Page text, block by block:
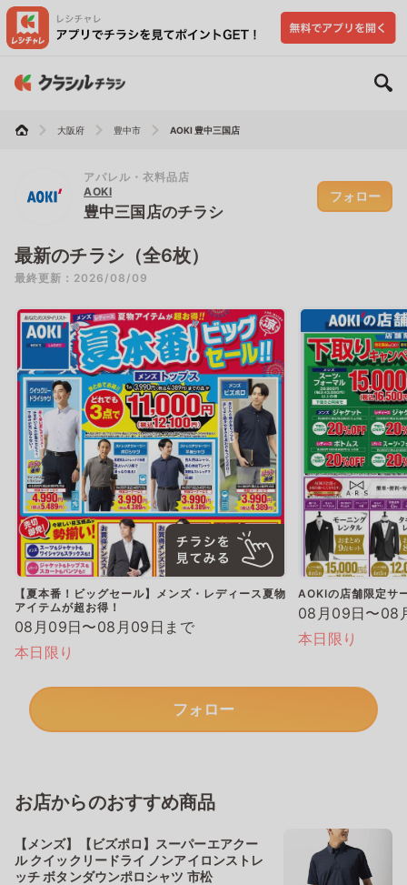
大阪府 豊中市 AOKI 豊中三国店
アパレル・衣料品店
AOKI
豊中三国店のチラシ
フォロー
最新のチラシ（全6枚）
最終更新：2026/08/09
【夏本番！ビッグセール】メンズ・レディース夏物
アイテムが超お得！
08月09日〜08月09日まで
本日限り
AOKIの店舗限定サ
08月09日〜08
本日限り
フォロー
お店からのおすすめ商品
【メンズ】【ビズポロ】スーパーエアクー
ル クイックリードライ ノンアイロンストレ
ッチ ボタンダウンポロシャツ 市松